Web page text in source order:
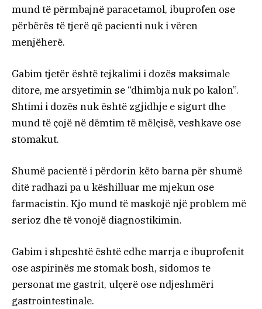
mund të përmbajnë paracetamol, ibuprofen ose
përbërës të tjerë që pacienti nuk i vëren
menjëherë.
Gabim tjetër është tejkalimi i dozës maksimale
ditore, me arsyetimin se “dhimbja nuk po kalon”.
Shtimi i dozës nuk është zgjidhje e sigurt dhe
mund të çojë në dëmtim të mëlçisë, veshkave ose
stomakut.
Shumë pacientë i përdorin këto barna për shumë
ditë radhazi pa u këshilluar me mjekun ose
farmacistin. Kjo mund të maskojë një problem më
serioz dhe të vonojë diagnostikimin.
Gabim i shpeshtë është edhe marrja e ibuprofenit
ose aspirinës me stomak bosh, sidomos te
personat me gastrit, ulçerë ose ndjeshmëri
gastrointestinale.